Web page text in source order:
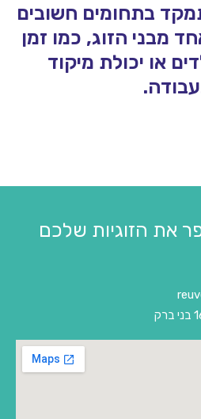
בתחומים חשובים
מבני הזוג, כמו זמן
או יכולת מיקוד
את הזוגיות שלכם